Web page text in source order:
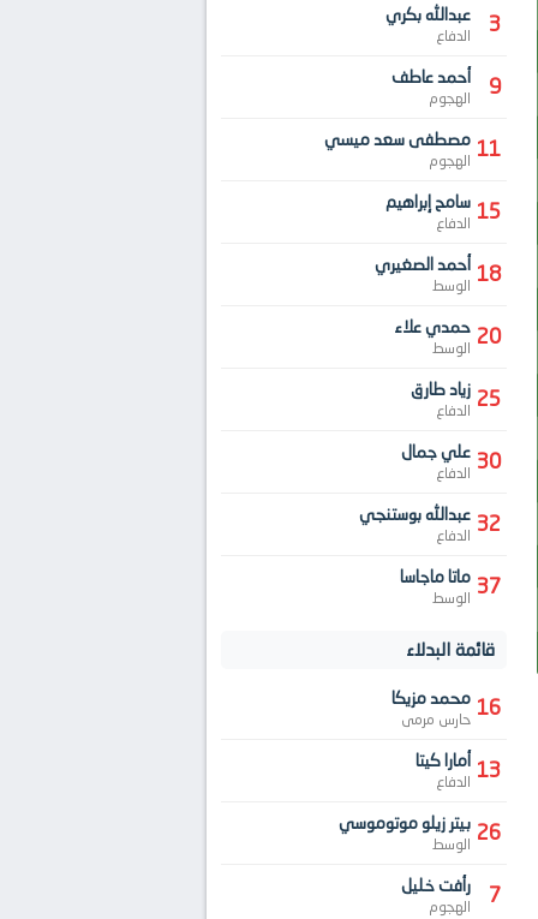
3 عبدالله بكري
الدفاع
9 أحمد عاطف
الهجوم
11 مصطفى سعد ميسي
الهجوم
15 سامح إبراهيم
الدفاع
18 أحمد الصغيري
الوسط
20 حمدي علاء
الوسط
25 زياد طارق
الدفاع
30 علي جمال
الدفاع
32 عبدالله بوستنجي
الدفاع
37 ماتا ماجاسا
الوسط
قائمة البدلاء
16 محمد مزيكا
حارس مرمى
13 أمارا كيتا
الدفاع
26 بيتر زيلو موتوموسي
الوسط
7 رأفت خليل
الهجوم